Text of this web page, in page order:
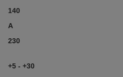
140
А
230
+5 - +30